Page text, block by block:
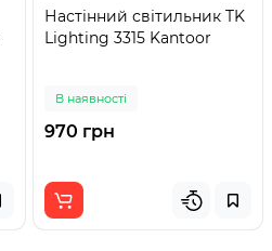
Настінний світильник TK
Lighting 3315 Kantoor
В наявності
970 грн